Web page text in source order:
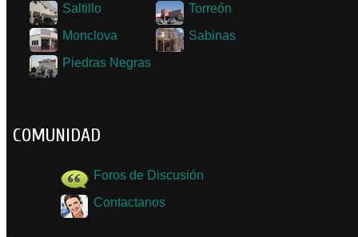
Saltillo
Torreón
Monclova
Sabinas
Piedras Negras
COMUNIDAD
Foros de Discusión
Contactanos